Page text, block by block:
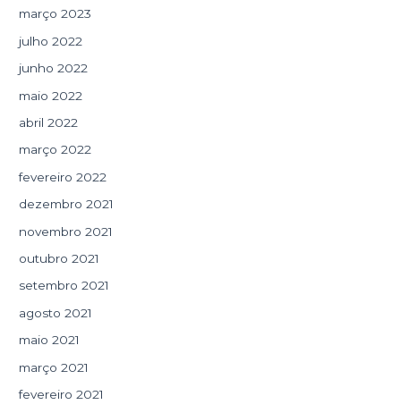
março 2023
julho 2022
junho 2022
maio 2022
abril 2022
março 2022
fevereiro 2022
dezembro 2021
novembro 2021
outubro 2021
setembro 2021
agosto 2021
maio 2021
março 2021
fevereiro 2021